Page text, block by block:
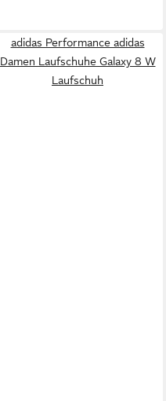
adidas Performance adidas
Damen Laufschuhe Galaxy 8 W
Laufschuh